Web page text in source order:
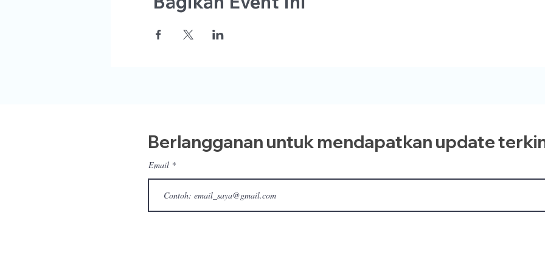
Berlangganan untuk mendapatkan update
Email